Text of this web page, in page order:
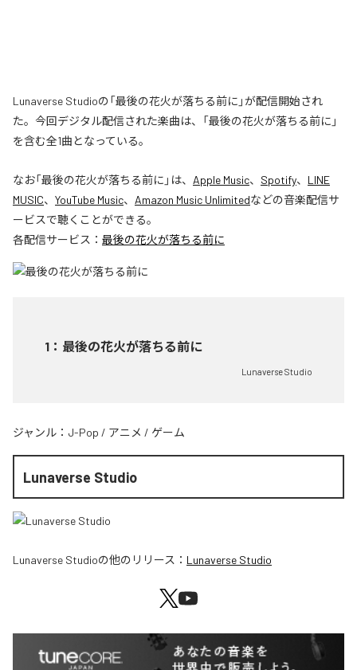
Lunaverse Studioの「最後の花火が落ちる前に」が配信開始され
た。今回デジタル配信された楽曲は、「最後の花火が落ちる前に」
を含む全1曲となっている。
なお「最後の花火が落ちる前に 」は、 Apple Music、 Spotify、 LINE
MUSIC、 YouTube Music、 Amazon Music Unlimitedなどの音楽配信サ
ービスで聴くことができる。
各配信サービス： 最後の花火が落ちる前に
1 ： 最後の花火が落ちる前に
Lunaverse Studio
ジャンル： J-Pop / アニメ / ゲーム
Lunaverse Studio
Lunaverse Studioの他のリリース： Lunaverse Studio